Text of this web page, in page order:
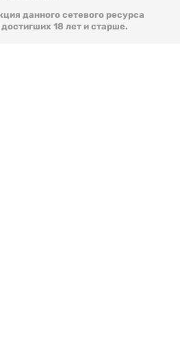
данного сетевого ресурса
18 лет и старше.